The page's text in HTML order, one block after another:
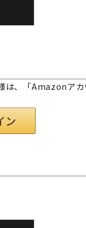
、「Amazonア